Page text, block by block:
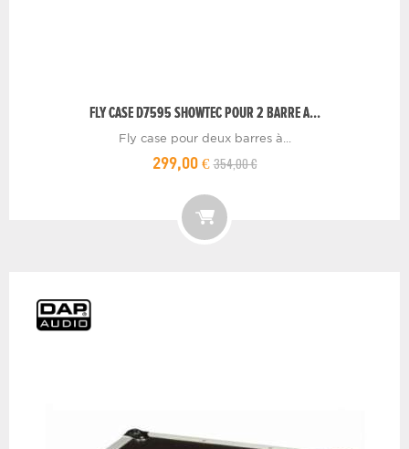
FLY CASE D7595 SHOWTEC POUR 2 BARRE A...
Fly case pour deux barres à...
299,00 €354,00 €